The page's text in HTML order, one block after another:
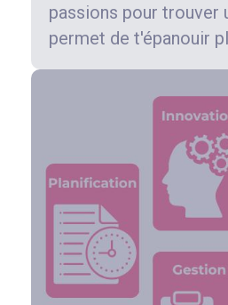
passions pour trouver
permet de t'épanouir